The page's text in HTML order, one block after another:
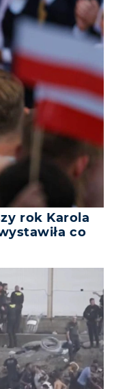
rok Karola
co